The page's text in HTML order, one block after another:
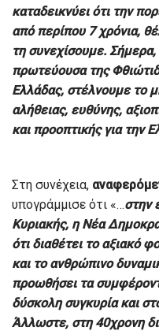
καταδεικνύει ότι την
από περίπου 7 χρόνια,
τη συνεχίσουμε.
πρωτεύουσα της
Ελλάδας, στέλνουμε το
αλήθειας, ευθύνης,
και προοπτικής για την
Στη συνέχεια,
υπογράμμισε ότι «…στην
Κυριακής, η Νέα
ότι διαθέτει το αξιακό
και το ανθρώπινο
προωθήσει τα
δύσκολη συγκυρία και
Άλλωστε, στη 40χρονη